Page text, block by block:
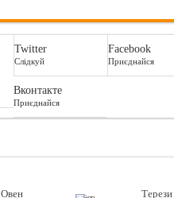
Twitter
Слідкуй
Facebook
Приєднайся
Вконтакте
Приєднайся
Овен Терези